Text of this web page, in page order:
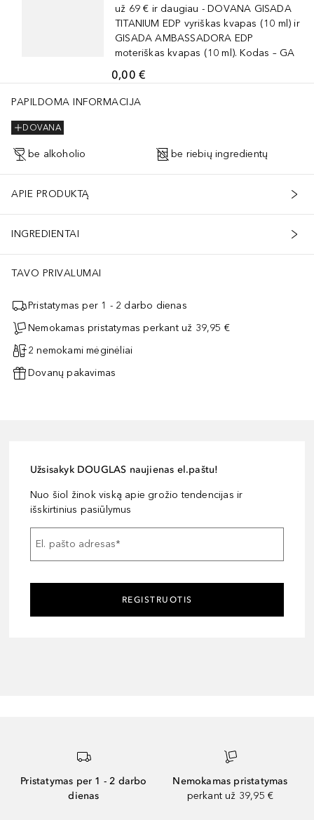
už 69 € ir daugiau - DOVANA GISADA
TITANIUM EDP vyriškas kvapas (10 ml) ir
GISADA AMBASSADORA EDP
moteriškas kvapas (10 ml). Kodas – GA
0,00 €
PAPILDOMA INFORMACIJA
DOVANA
be alkoholio be riebių ingredientų
APIE PRODUKTĄ
INGREDIENTAI
TAVO PRIVALUMAI
Pristatymas per 1 - 2 darbo dienas
Nemokamas pristatymas perkant už 39,95 €
2 nemokami mėginėliai
Dovanų pakavimas
Užsisakyk DOUGLAS naujienas el.paštu!
Nuo šiol žinok viską apie grožio tendencijas ir
išskirtinius pasiūlymus
El. pašto adresas*
REGISTRUOTIS
Pristatymas per 1 - 2 darbo
dienas
Nemokamas pristatymas
perkant už 39,95 €